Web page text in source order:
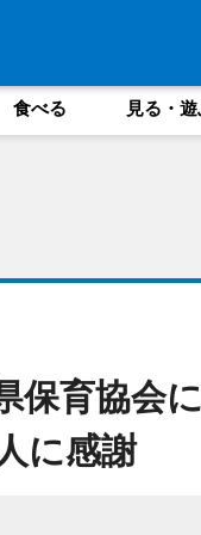
食べる 見る・
保育協
に感謝